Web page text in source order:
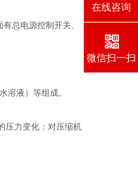
总电源控制开关、
溶液）等组成。
压力变化；对压缩机
在线咨询
微信扫一扫